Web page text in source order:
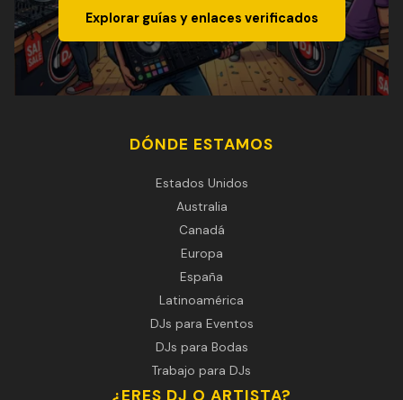
Explorar guías y enlaces verificados
DÓNDE ESTAMOS
Estados Unidos
Australia
Canadá
Europa
España
Latinoamérica
DJs para Eventos
DJs para Bodas
Trabajo para DJs
¿ERES DJ O ARTISTA?